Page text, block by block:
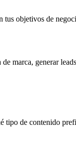
tus objetivos de
marca, generar
tipo de contenido